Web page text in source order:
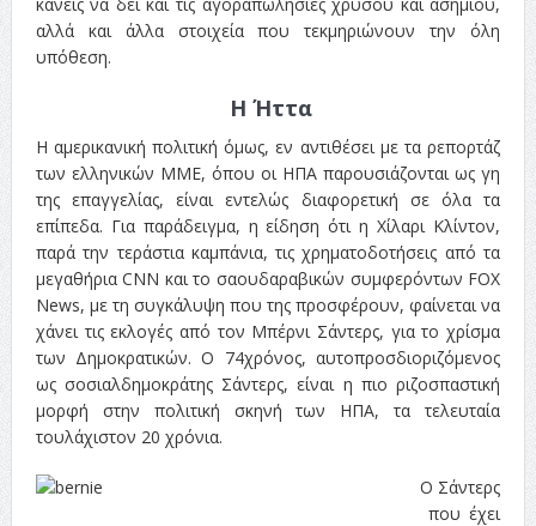
αλλά και άλλα στοιχεία που τεκμηριώνουν την όλη
υπόθεση.
Η Ήττα
Η αμερικανική πολιτική όμως, εν αντιθέσει με τα ρεπορτάζ
των ελληνικών ΜΜΕ, όπου οι ΗΠΑ παρουσιάζονται ως γη
της επαγγελίας, είναι εντελώς διαφορετική σε όλα τα
επίπεδα. Για παράδειγμα, η είδηση ότι η Χίλαρι Κλίντον,
παρά την τεράστια καμπάνια, τις χρηματοδοτήσεις από τα
μεγαθήρια CNN και το σαουδαραβικών συμφερόντων FOX
News, με τη συγκάλυψη που της προσφέρουν, φαίνεται να
χάνει τις εκλογές από τον Μπέρνι Σάντερς, για το χρίσμα
των Δημοκρατικών. Ο 74χρόνος, αυτοπροσδιοριζόμενος
ως σοσιαλδημοκράτης Σάντερς, είναι η πιο ριζοσπαστική
μορφή στην πολιτική σκηνή των ΗΠΑ, τα τελευταία
τουλάχιστον 20 χρόνια.
Ο Σάντερς
που έχει